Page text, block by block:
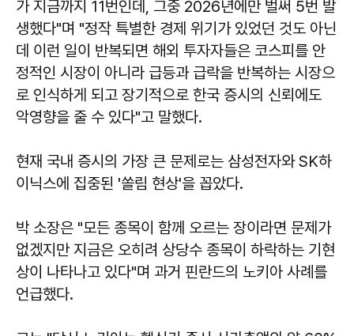
가 지금까지 11번인데, 그중 2026년에만 벌써 5번 발
생했다"며 "정작 특별한 경제 위기가 있었던 것도 아닌
데 이런 일이 반복되면 해외 투자자들은 코스피를 안
정적인 시장이 아니라 급등과 급락을 반복하는 시장으
로 인식하게 되고 장기적으로 한국 증시의 신뢰에도
악영향을 줄 수 있다"고 말했다.
현재 국내 증시의 가장 큰 문제로는 삼성전자와 SK하
이닉스에 집중된 '쏠림 현상'을 꼽았다.
박 소장은 "모든 종목이 함께 오르는 장이라면 문제가
없겠지만 지금은 오히려 상당수 종목이 하락하는 기현
상이 나타나고 있다"며 과거 핀란드의 노키아 사례를
언급했다.